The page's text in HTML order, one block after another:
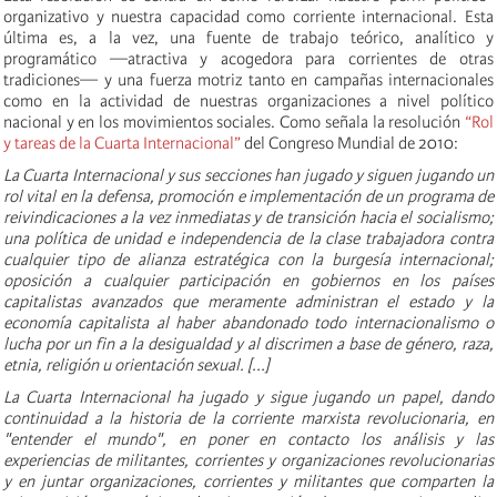
organizativo y nuestra capacidad como corriente internacional. Esta
última es, a la vez, una fuente de trabajo teórico, analítico y
programático —atractiva y acogedora para corrientes de otras
tradiciones— y una fuerza motriz tanto en campañas internacionales
como en la actividad de nuestras organizaciones a nivel político
nacional y en los movimientos sociales. Como señala la resolución “Rol
y tareas de la Cuarta Internacional”del Congreso Mundial de 2010:
La Cuarta Internacional y sus secciones han jugado y siguen jugando un
rol vital en la defensa, promoción e implementación deun programa de
reivindicaciones a la vez inmediatas y de transición hacia el socialismo;
una política de unidad e independencia de la clase trabajadora contra
cualquier tipo de alianza estratégica con la burgesía internacional;
oposición a cualquier participación en gobiernos en los países
capitalistas avanzados que meramente administran el estado y la
economía capitalista al haber abandonado todo internacionalismo o
lucha por un fin a la desigualdad y al discrimen a base de género, raza,
etnia, religión u orientación sexual. [...]
La Cuarta Internacional ha jugado y sigue jugando un papel, dando
continuidad a la historia de la corriente marxista revolucionaria, en
"entender el mundo", en poner en contacto los análisis y las
experiencias de militantes, corrientes y organizaciones revolucionarias
y en juntar organizaciones, corrientes y militantes que comparten la